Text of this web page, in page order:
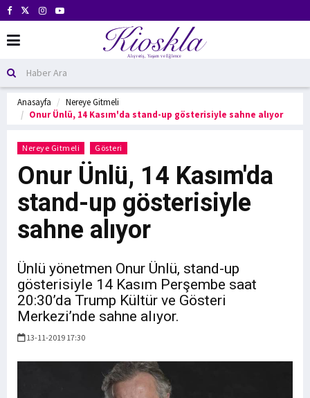
Anasayfa
Nereye Gitmeli
Onur Ünlü, 14 Kasım'da stand-up gösterisiyle sahne alıyor
Nereye Gitmeli Gösteri
Onur Ünlü, 14 Kasım'da
stand-up gösterisiyle
sahne alıyor
Ünlü yönetmen Onur Ünlü, stand-up
gösterisiyle 14 Kasım Perşembe saat
20:30’da Trump Kültür ve Gösteri
Merkezi’nde sahne alıyor.
13-11-2019 17:30